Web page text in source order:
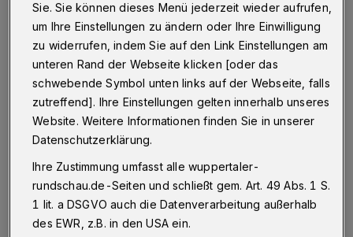
Das Aktionsbündnis „Für die Würde unserer Städte“ vor einem Jahr
bei Bundeskanzler Olaf Scholz. Die Finanzprobleme der Kommunen
bleiben weiter ungelöst.
Foto: Aktionsbündnis
D
as hat das Bündnis, in dem sich 71
Kommunen aus acht Bundesländern
zusammengeschlossen haben, heute (8.
Oktober 2024) in einer Presseerklärung einmal
Sie. Sie können dieses Menü jederzeit wieder aufrufen,
um Ihre Einstellungen zu ändern oder Ihre Einwilligung
zu widerrufen, indem Sie auf den Link Einstellungen am
unteren Rand der Webseite klicken [oder das
schwebende Symbol unten links auf der Webseite, falls
zutreffend]. Ihre Einstellungen gelten innerhalb unseres
Website. Weitere Informationen finden Sie in unserer
Datenschutzerklärung.
Ihre Zustimmung umfasst alle wuppertaler-
rundschau.de-Seiten und schließt gem. Art. 49 Abs. 1 S.
1 lit. a DSGVO auch die Datenverarbeitung außerhalb
des EWR, z.B. in den USA ein.